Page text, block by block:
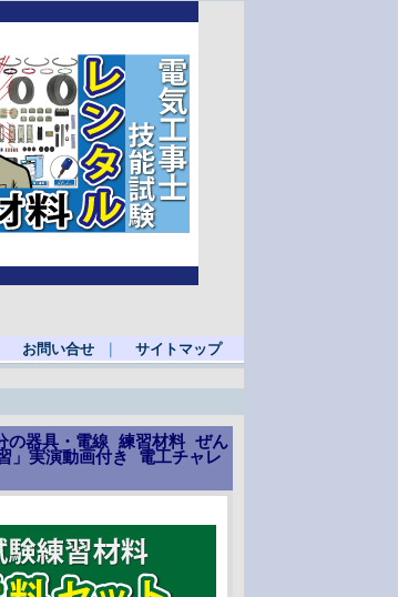
お問い合せ｜ サイトマップ
器具・電線 練習材料 ぜん
」実演動画付き 電工チャレ